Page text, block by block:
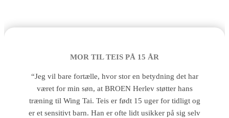
MOR TIL TEIS PÅ 15 ÅR
“Jeg vil bare fortælle, hvor stor en betydning det har
været for min søn, at BROEN Herlev støtter hans
træning til Wing Tai. Teis er født 15 uger for tidligt og
er et sensitivt barn. Han er ofte lidt usikker på sig selv